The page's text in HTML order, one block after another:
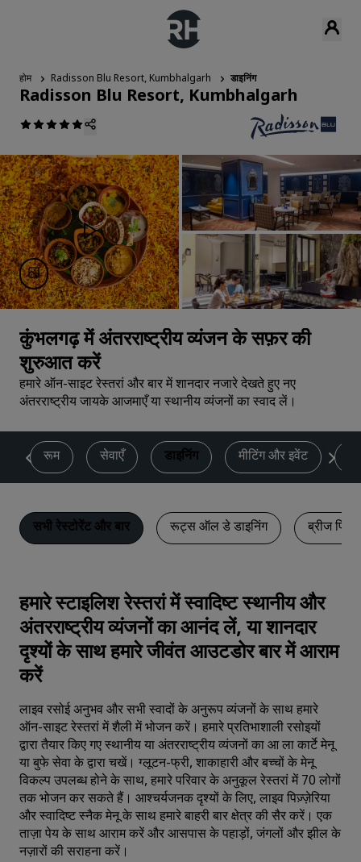
होम Radisson Blu Resort, Kumbhalgarh डाइनिंग
Radisson Blu Resort, Kumbhalgarh
कुंभलगढ़ में अंतरराष्ट्रीय व्यंजन के सफ़र की
शुरुआत करें
हमारे ऑन-साइट रेस्तरां और बार में शानदार नजारे देखते हुए नए
अंतरराष्ट्रीय जायके आजमाएँ या स्थानीय व्यंजनों का स्वाद लें।
रूम सेवाएँ डाइनिंग मीटिंग और इवेंट
सभी रेस्टोरेंट और बार रूट्स ऑल डे डाइनिंग ब्रीज
हमारे स्टाइलिश रेस्तरां में स्वादिष्ट स्थानीय और
अंतरराष्ट्रीय व्यंजनों का आनंद लें, या शानदार
दृश्यों के साथ हमारे जीवंत आउटडोर बार में आराम
करें
लाइव रसोई अनुभव और सभी स्वादों के अनुरूप व्यंजनों के साथ हमारे
ऑन-साइट रेस्तरां में शैली में भोजन करें। हमारे प्रतिभाशाली रसोइयों
द्वारा तैयार किए गए स्थानीय या अंतरराष्ट्रीय व्यंजनों का आ ला कार्टे मेनू
या बुफे सेवा के द्वारा चखें। ग्लूटन-फ्री, शाकाहारी और बच्चों के मेनू
विकल्प उपलब्ध होने के साथ, हमारे परिवार के अनुकूल रेस्तरां में 70 लोगों
तक भोजन कर सकते हैं। आश्चर्यजनक दृश्यों के लिए, लाइव पिज़्ज़ेरिया
और स्वादिष्ट स्नैक मेनू के साथ हमारे बाहरी बार क्षेत्र की सैर करें। एक
ताज़ा पेय के साथ आराम करें और आसपास के पहाड़ों, जंगलों और झील के
नज़ारों की सराहना करें।